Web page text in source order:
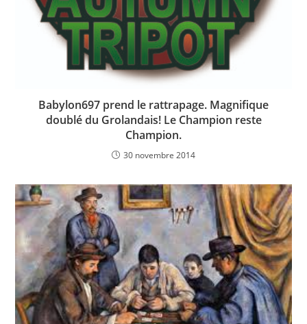
Babylon697 prend le rattrapage. Magnifique
doublé du Grolandais! Le Champion reste
Champion.
30 novembre 2014